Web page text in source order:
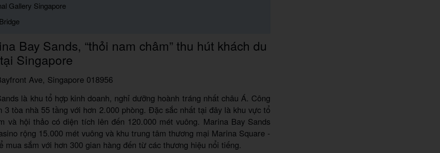
Gallery Singapore
Bay Sands, “thỏi nam châm” thu hút khách du
Singapore
Ave, Singapore 018956
là khu tổ hợp kinh doanh, nghỉ dưỡng hoành tráng nhất châu Á. Công
3 tòa nhà 55 tầng với hơn 2.000 phòng. Đặc sắc nhất tại đây là khu vực tổ
và hội thảo có diện tích lên đến 120.000 mét vuông. Marina Bay Sands
rộng 15.000 mét vuông và khu trung tâm thương mại Marina Square -
mua sắm với hơn 300 gian hàng đến từ các thương hiệu nổi tiếng.